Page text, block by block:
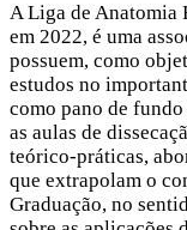
A Liga de Anatomia
em 2022, é uma
possuem, como
estudos no
como pano de
as aulas de
teórico-práticas,
que extrapolam o
Graduação, no